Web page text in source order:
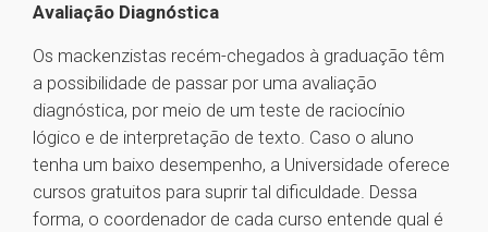
Avaliação Diagnóstica
Os mackenzistas recém-chegados à graduação têm
a possibilidade de passar por uma avaliação
diagnóstica, por meio de um teste de raciocínio
lógico e de interpretação de texto. Caso o aluno
tenha um baixo desempenho, a Universidade oferece
cursos gratuitos para suprir tal dificuldade. Dessa
forma, o coordenador de cada curso entende qual é